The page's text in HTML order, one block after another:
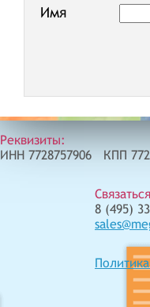
Имя
Реквизиты:
ИНН 7728757906 КПП
8 (495)